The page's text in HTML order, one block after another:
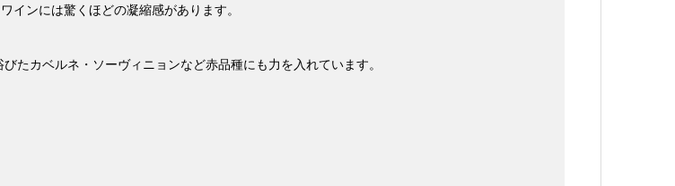
インには驚くほどの凝縮感があります。
たカベルネ・ソーヴィニョンなど赤品種にも力を入れています。